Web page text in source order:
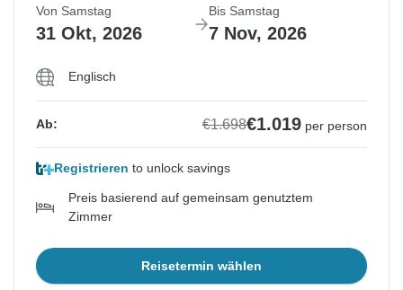
Von Samstag
31 Okt, 2026
Bis Samstag
7 Nov, 2026
Englisch
Ab: €1.698€1.019 per person
Registrieren to unlock savings
Preis basierend auf gemeinsam genutztem
Zimmer
Reisetermin wählen